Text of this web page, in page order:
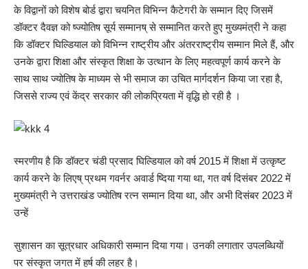
के विद्वानों को विशेष बोर्ड द्वारा चयनित विभिन्न कैटेगरी के सम्मान दिए जिसमें
डॉक्टर दैवज्ञ को ष्ज्योतिष सूर्य सम्मानष् से सम्मानित करते हुए मुख्यमंत्री ने कहा
कि डॉक्टर घिल्डियाल को विभिन्न राष्ट्रीय और अंतरराष्ट्रीय सम्मान मिले हैं, और
उनके द्वारा शिक्षा और संस्कृत शिक्षा के उत्थान के लिए महत्वपूर्ण कार्य करने के
साथ साथ ज्योतिष के माध्यम से भी समाज का उचित मार्गदर्शन किया जा रहा है,
जिससे राज्य एवं केंद्र सरकार की लोकप्रियता में वृद्धि हो रही है ।
स्मरणीय है कि डॉक्टर चंडी प्रसाद घिल्डियाल को वर्ष 2015 में शिक्षा में उत्कृष्ट
कार्य करने के लिएष् प्रथम गवर्नर अवार्ड ष्दिया गया था, गत वर्ष दिसंबर 2022 में
मुख्यमंत्री ने उत्तराखंड ज्योतिष रत्न सम्मान दिया था, और अभी दिसंबर 2023 में
उन्हें
सुशासन का सूत्रधार अधिकारी सम्मान दिया गया। उनकी लगातार उपलब्धियों
पर संस्कृत जगत में हर्ष की लहर है।